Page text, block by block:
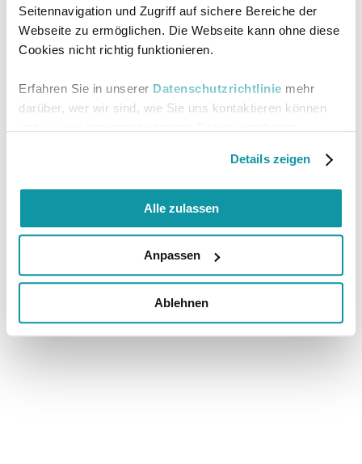
Seitennavigation und Zugriff auf sichere Bereiche der
Webseite zu ermöglichen. Die Webseite kann ohne diese
Cookies nicht richtig funktionieren.
Erfahren Sie in unserer Datenschutzrichtlinie mehr
darüber, wer wir sind, wie Sie uns kontaktieren können
Details zeigen
Alle zulassen
Anpassen
Ablehnen